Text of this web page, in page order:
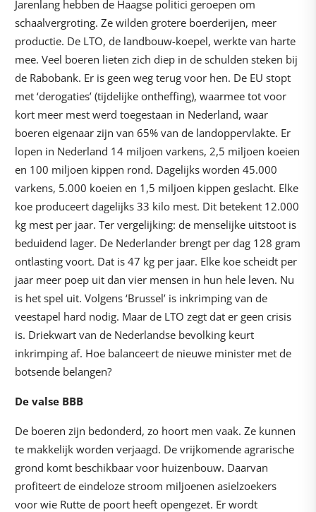
Jarenlang hebben de Haagse politici geroepen om
schaalvergroting. Ze wilden grotere boerderijen, meer
productie. De LTO, de landbouw-koepel, werkte van harte
mee. Veel boeren lieten zich diep in de schulden steken bij
de Rabobank. Er is geen weg terug voor hen. De EU stopt
met ‘derogaties’ (tijdelijke ontheffing), waarmee tot voor
kort meer mest werd toegestaan in Nederland, waar
boeren eigenaar zijn van 65% van de landoppervlakte. Er
lopen in Nederland 14 miljoen varkens, 2,5 miljoen koeien
en 100 miljoen kippen rond. Dagelijks worden 45.000
varkens, 5.000 koeien en 1,5 miljoen kippen geslacht. Elke
koe produceert dagelijks 33 kilo mest. Dit betekent 12.000
kg mest per jaar. Ter vergelijking: de menselijke uitstoot is
beduidend lager. De Nederlander brengt per dag 128 gram
ontlasting voort. Dat is 47 kg per jaar. Elke koe scheidt per
jaar meer poep uit dan vier mensen in hun hele leven. Nu
is het spel uit. Volgens ‘Brussel’ is inkrimping van de
veestapel hard nodig. Maar de LTO zegt dat er geen crisis
is. Driekwart van de Nederlandse bevolking keurt
inkrimping af. Hoe balanceert de nieuwe minister met de
botsende belangen?
De valse BBB
De boeren zijn bedonderd, zo hoort men vaak. Ze kunnen
te makkelijk worden verjaagd. De vrijkomende agrarische
grond komt beschikbaar voor huizenbouw. Daarvan
profiteert de eindeloze stroom miljoenen asielzoekers
voor wie Rutte de poort heeft opengezet. Er wordt